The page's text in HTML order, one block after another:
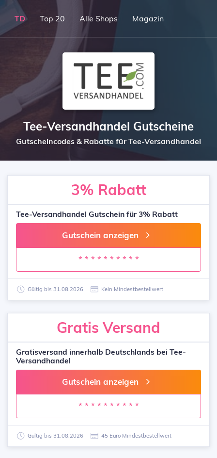
TD Top 20 Alle Shops Magazin
Tee-Versandhandel Gutscheine
Gutscheincodes & Rabatte für Tee-Versandhandel
3% Rabatt
Tee-Versandhandel Gutschein für 3% Rabatt
Gutschein anzeigen
* * * * * * * * * *
Gültig bis 31.08.2026 Kein Mindestbestellwert
Gratis Versand
Gratisversand innerhalb Deutschlands bei Tee-
Versandhandel
Gutschein anzeigen
* * * * * * * * * *
Gültig bis 31.08.2026 45 Euro Mindestbestellwert